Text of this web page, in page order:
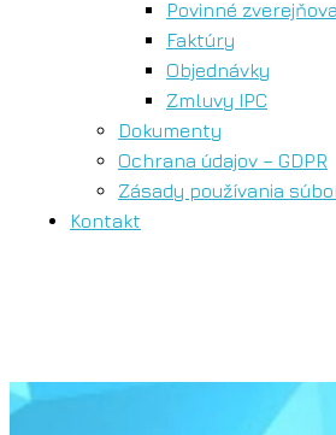
Povinné
Faktúry
Objednávky
Zmluvy IPC
Dokumenty
Ochrana údajov – GDPR
Zásady používania
Kontakt